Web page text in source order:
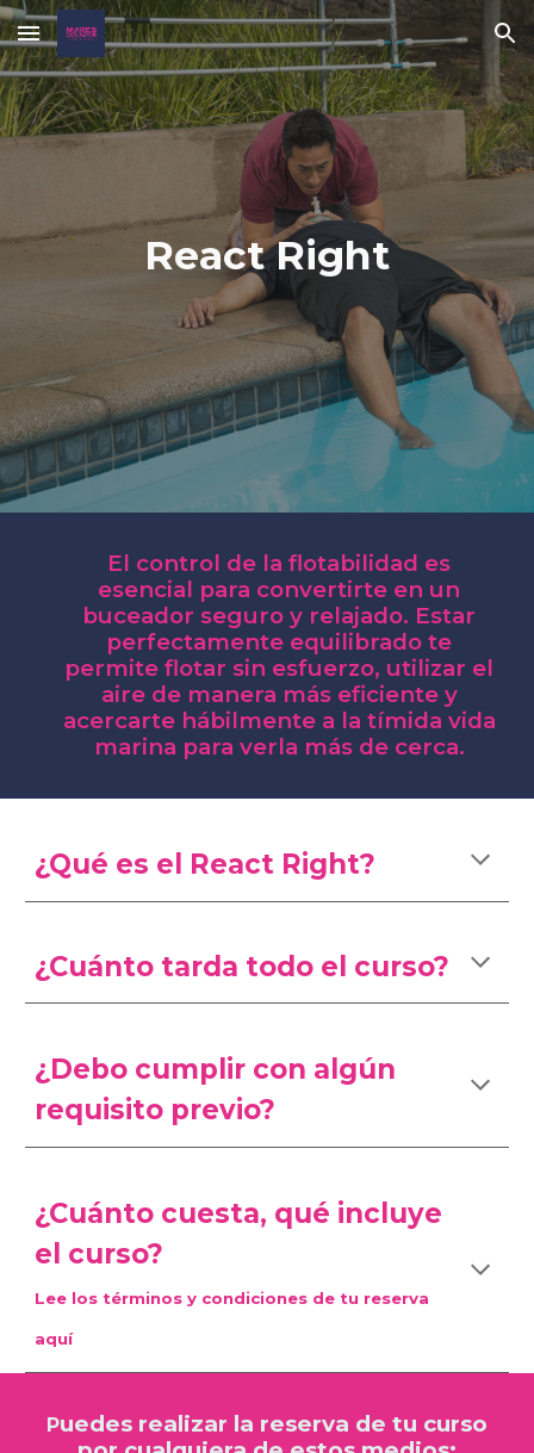
Skip to main content Skip to navigation
React Right
El control de la flotabilidad es
esencial para convertirte en un
buceador seguro y relajado. Estar
perfectamente equilibrado te
permite flotar sin esfuerzo, utilizar el
aire de manera más eficiente y
acercarte hábilmente a la tímida vida
marina para verla más de cerca.
¿Qué es el React Right?
¿Cuánto tarda todo el curso?
¿Debo cumplir con algún
requisito previo?
¿Cuánto cuesta, qué incluye
el curso?
Lee los términos y condiciones de tu reserva
aquí
Puedes realizar la reserva de tu curso